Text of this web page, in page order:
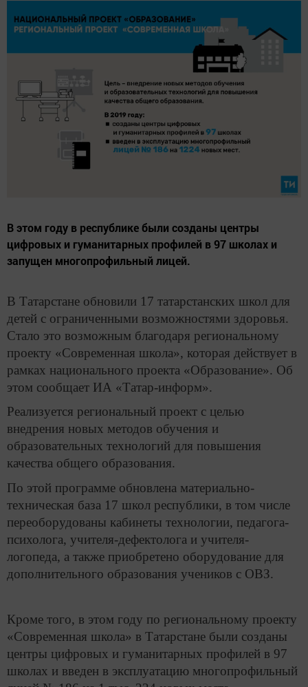
В этом году в республике были созданы центры
цифровых и гуманитарных профилей в 97 школах и
запущен многопрофильный лицей.
В Татарстане обновили 17 татарстанских школ для
детей с ограниченными возможностями здоровья.
Стало это возможным благодаря региональному
проекту «Современная школа», которая действует в
рамках национального проекта «Образование». Об
этом сообщает ИА «Татар-информ».
Реализуется региональный проект с целью
внедрения новых методов обучения и
образовательных технологий для повышения
качества общего образования.
По этой программе обновлена материально-
техническая база 17 школ республики, в том числе
переоборудованы кабинеты технологии, педагога-
психолога, учителя-дефектолога и учителя-
логопеда, а также приобретено оборудование для
дополнительного образования учеников с ОВЗ.
Кроме того, в этом году по региональному проекту
«Современная школа» в Татарстане были созданы
центры цифровых и гуманитарных профилей в 97
школах и введен в эксплуатацию многопрофильный